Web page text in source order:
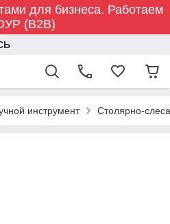
для бизнеса. Работаем
(B2B)
инструмент Столярно-